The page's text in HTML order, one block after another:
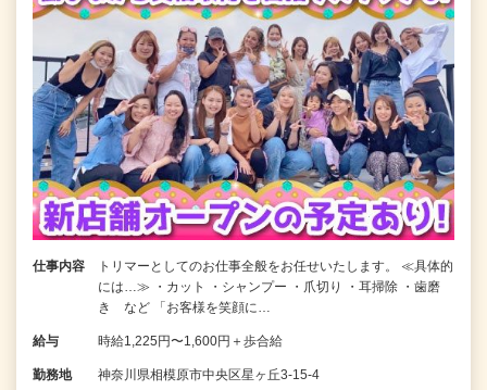
仕事内容
トリマーとしてのお仕事全般をお任せいたします。 ≪具体的
には…≫ ・カット ・シャンプー ・爪切り ・耳掃除 ・歯磨
き など 「お客様を笑顔に…
給与 時給1,225円〜1,600円＋歩合給
勤務地 神奈川県相模原市中央区星ヶ丘3-15-4